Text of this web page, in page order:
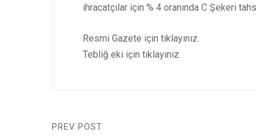
ihracatçılar için % 4 oranında C Şekeri
Resmi Gazete için tıklayınız.
Tebliğ eki için tıklayınız.
PREV POST